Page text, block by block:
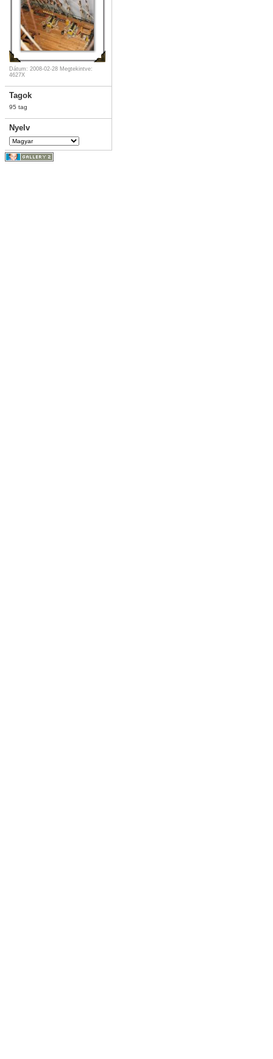
Dátum: 2008-02-28 Megtekintve:
4627X
Tagok
95 tag
Nyelv